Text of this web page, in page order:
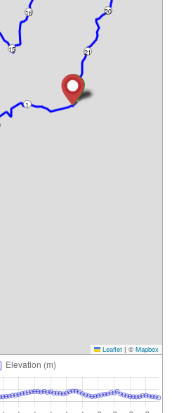
16 20
22
1
15 21
Leaflet | ©Mapbox